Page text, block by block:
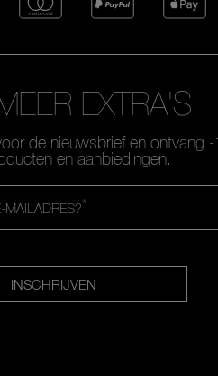
EXTRA'S
de nieuwsbrief en ontvang
en aanbiedingen.
*
MAILADRES?
INSCHRIJVEN